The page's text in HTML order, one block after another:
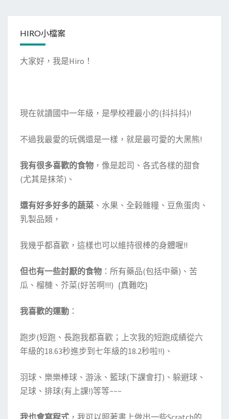
HIRO小檔案
大家好，我是Hiro！
現在就讀國中一年級，是學校裡最小的(抖抖抖)!
不過我最愛的玩偶還是一樣，就是最可愛的大黑熊!
我有很多喜歡的食物 ，像是起司、各式各樣的甜食
(尤其是抹茶)、
還有好多好多的蔬菜 、水果、全榖雜糧、豆魚蛋肉、
乳製品類，
我幾乎都喜歡，這樣也可以維持很棒的身體喔!!
但也有一些討厭的食物 ：所有藥品(包括中藥)、苦
瓜、榴槤、芥菜(好苦啊!!!) {真難吃}
我喜歡的運動 ：
跑步(短跑、長跑我都喜歡；上次我的短跑成績從六
年級的18.63秒進步到七年級的18.2秒啦!!)、
羽球、樂樂棒球、游泳、籃球(下課會打)、躲避球、
足球、排球(有上課!)等等~~~